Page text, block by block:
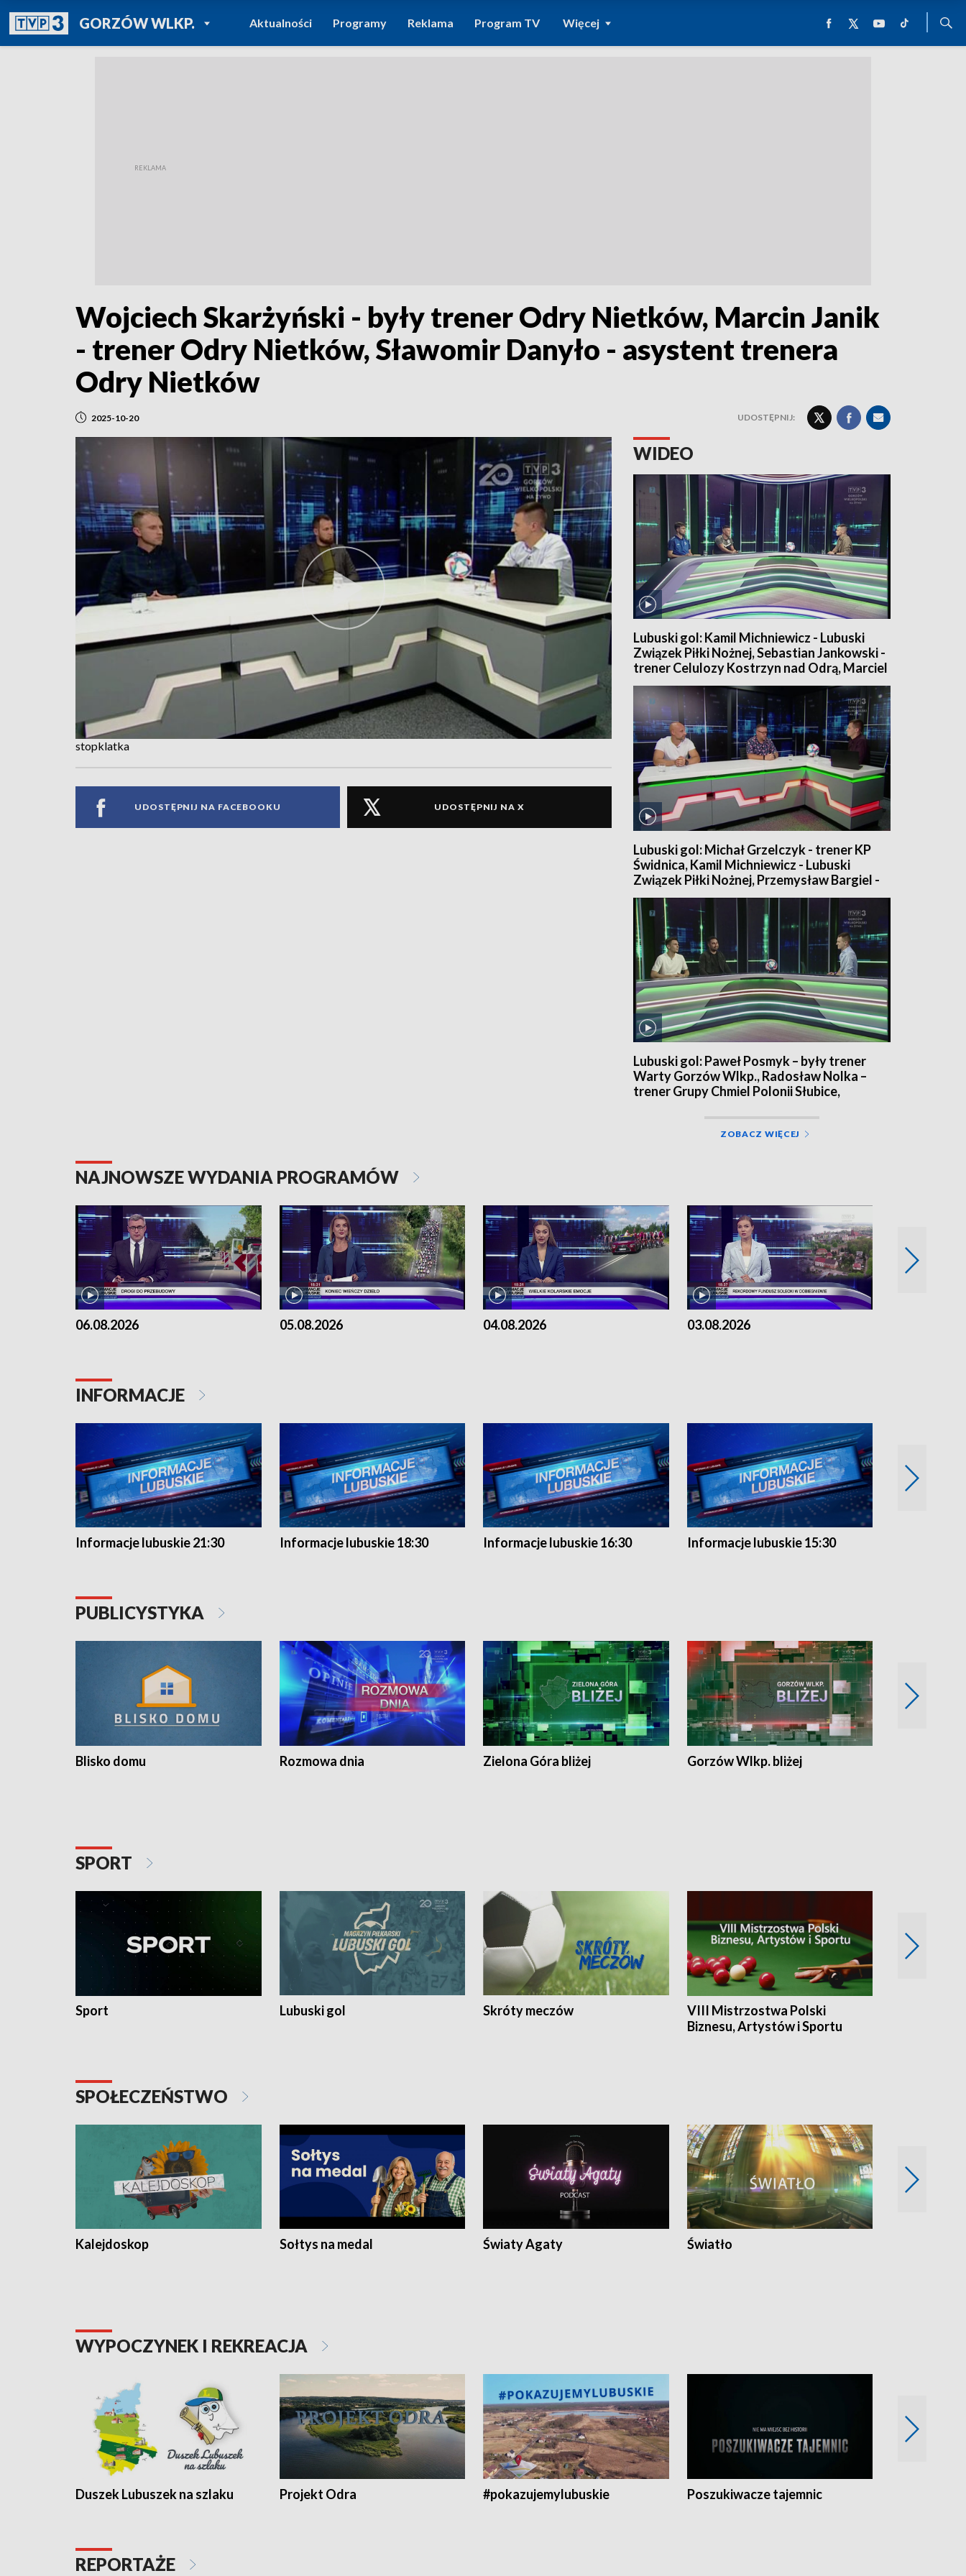
GORZÓW WLKP.POWRÓT DO
TVP REGIONY
Aktualności Programy Reklama Program TV Więcej
Wojciech Skarżyński - były trener Odry Nietków, Marcin Janik
- trener Odry Nietków, Sławomir Danyło - asystent trenera
Odry Nietków
2025-10-20 UDOSTĘPNIJ:
stopklatka
UDOSTĘPNIJ NA FACEBOOKU UDOSTĘPNIJ NA X
WIDEO
Lubuski gol: Kamil Michniewicz - Lubuski
Związek Piłki Nożnej, Sebastian Jankowski -
trener Celulozy Kostrzyn nad Odrą, Marciel
Stieler - pomocnik Celulozy Kostrzyn nad
Odrą
Lubuski gol: Michał Grzelczyk - trener KP
Świdnica, Kamil Michniewicz - Lubuski
Związek Piłki Nożnej, Przemysław Bargiel -
pomocnik Lechii Zielona Góra, Jakub
Bursztyn - bramkarz Lechii Zielona Góra
Lubuski gol: Paweł Posmyk – były trener
Warty Gorzów Wlkp., Radosław Nolka –
trener Grupy Chmiel Polonii Słubice,
ZOBACZ WIĘCEJ
NAJNOWSZE WYDANIA PROGRAMÓW
06.08.2026 05.08.2026 04.08.2026 03.08.2026
INFORMACJE
Informacje lubuskie 21:30 Informacje lubuskie 18:30 Informacje lubuskie 16:30 Informacje lubuskie 15:30
PUBLICYSTYKA
Blisko domu Rozmowa dnia Zielona Góra bliżej Gorzów Wlkp. bliżej
SPORT
Sport Lubuski gol Skróty meczów
VIII Mistrzostwa Polski
Biznesu, Artystów i Sportu
SPOŁECZEŃSTWO
Kalejdoskop Sołtys na medal Światy Agaty Światło
WYPOCZYNEK I REKREACJA
Duszek Lubuszek na szlaku Projekt Odra #pokazujemylubuskie Poszukiwacze tajemnic
REPORTAŻE